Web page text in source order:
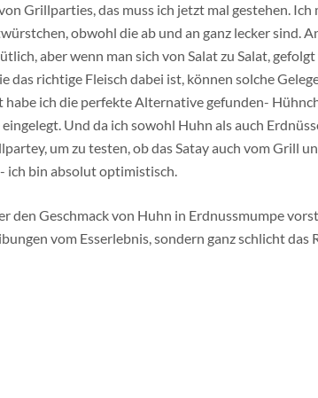
Grillparties, das muss ich jetzt mal gestehen. Ich
obwohl die ab und an ganz lecker sind.
aber wenn man sich von Salat zu Salat,
das richtige Fleisch dabei ist, können solche
ich die perfekte Alternative gefunden-
Und da ich sowohl Huhn als auch
um zu testen, ob das Satay auch vom Grill
ich bin absolut optimistisch.
den Geschmack von Huhn in Erdnussmumpe
vom Esserlebnis, sondern ganz schlicht das